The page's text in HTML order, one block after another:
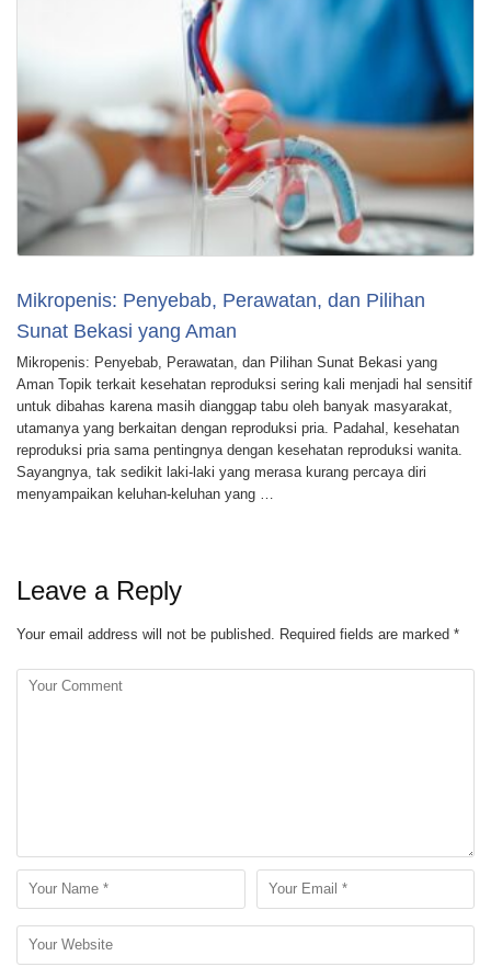
Mikropenis: Penyebab, Perawatan, dan Pilihan
Sunat Bekasi yang Aman
Mikropenis: Penyebab, Perawatan, dan Pilihan Sunat Bekasi yang
Aman Topik terkait kesehatan reproduksi sering kali menjadi hal sensitif
untuk dibahas karena masih dianggap tabu oleh banyak masyarakat,
utamanya yang berkaitan dengan reproduksi pria. Padahal, kesehatan
reproduksi pria sama pentingnya dengan kesehatan reproduksi wanita.
Sayangnya, tak sedikit laki-laki yang merasa kurang percaya diri
menyampaikan keluhan-keluhan yang …
Leave a Reply
Your email address will not be published. Required fields are marked *